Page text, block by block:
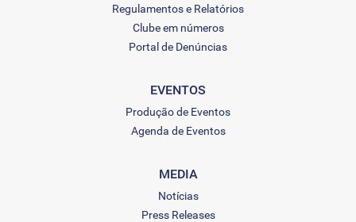
Regulamentos e Relatórios
Clube em números
Portal de Denúncias
EVENTOS
Produção de Eventos
Agenda de Eventos
MEDIA
Notícias
Press Releases